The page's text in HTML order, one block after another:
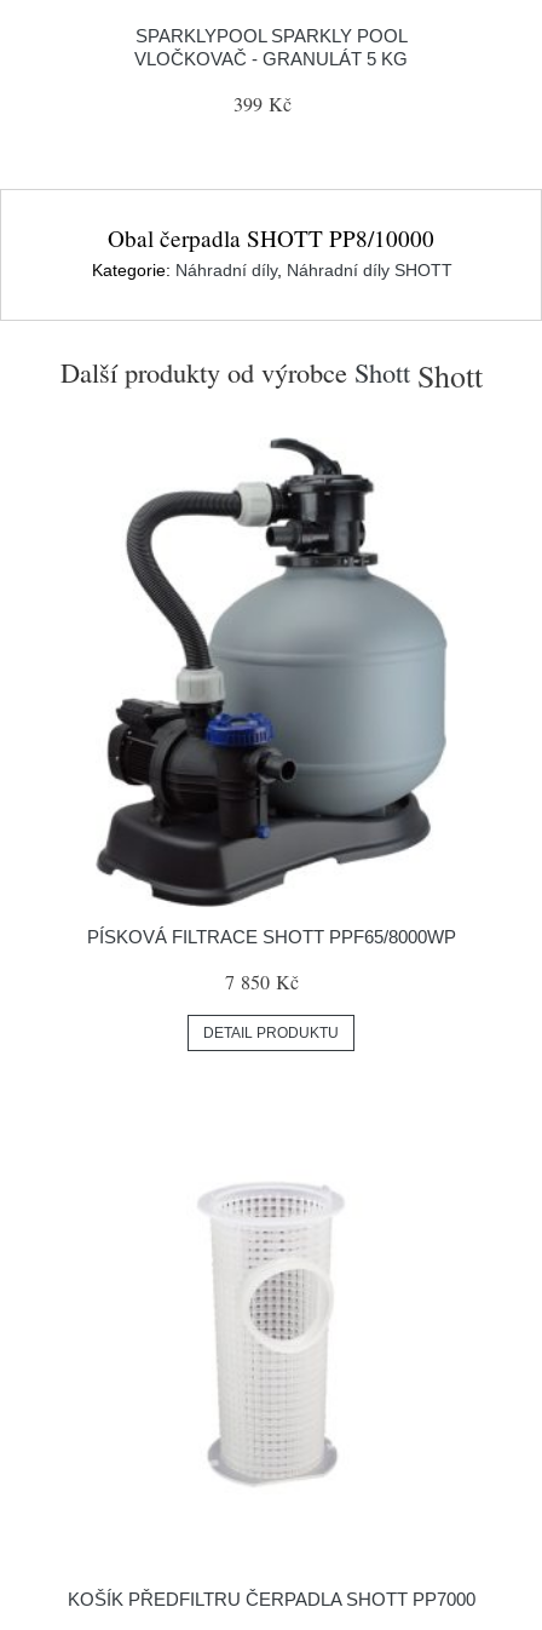
SPARKLYPOOL SPARKLY POOL
VLOČKOVAČ - GRANULÁT 5 KG
399 Kč
Obal čerpadla SHOTT PP8/10000
Kategorie: Náhradní díly, Náhradní díly SHOTT
Další produkty od výrobce Shott Shott
PÍSKOVÁ FILTRACE SHOTT PPF65/8000WP
7 850 Kč
DETAIL PRODUKTU
KOŠÍK PŘEDFILTRU ČERPADLA SHOTT PP7000